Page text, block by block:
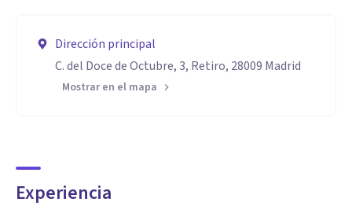
Dirección principal
C. del Doce de Octubre, 3, Retiro, 28009 Madrid
Mostrar en el mapa
Experiencia